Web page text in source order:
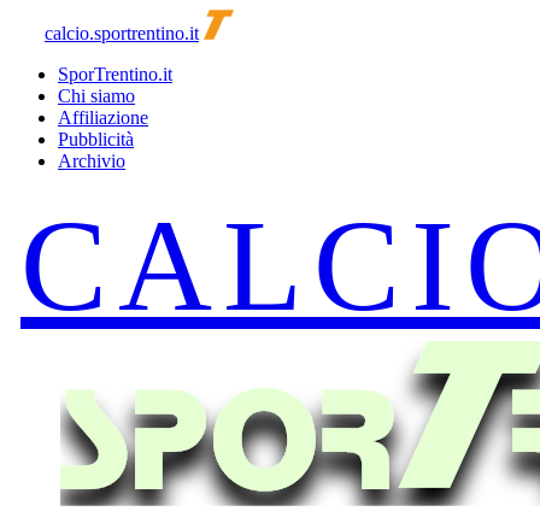
calcio.sportrentino.it
SporTrentino.it
Chi siamo
Affiliazione
Pubblicità
Archivio